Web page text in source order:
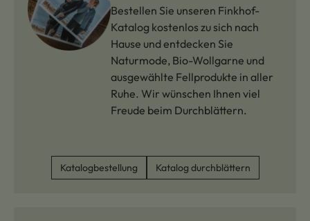
Bestellen Sie unseren Finkhof-
Katalog kostenlos zu sich nach
Hause und entdecken Sie
Naturmode, Bio-Wollgarne und
ausgewählte Fellprodukte in aller
Ruhe. Wir wünschen Ihnen viel
Freude beim Durchblättern.
Katalogbestellung Katalog durchblättern